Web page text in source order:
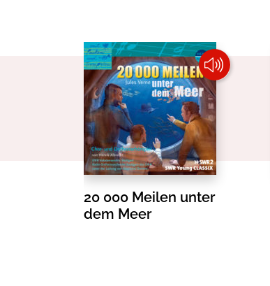
20 000 Meilen unter
dem Meer